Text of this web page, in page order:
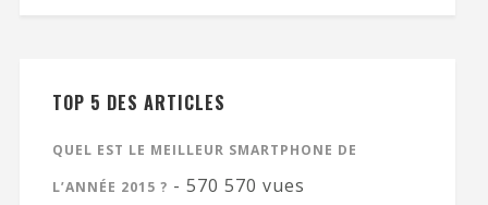
TOP 5 DES ARTICLES
QUEL EST LE MEILLEUR SMARTPHONE DE
L’ANNÉE 2015 ? - 570 570 vues